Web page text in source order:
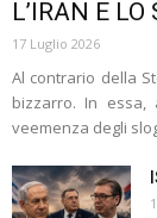
L’IRAN E
17 Luglio 2026
Al contrario della
bizzarro. In essa,
veemenza degli